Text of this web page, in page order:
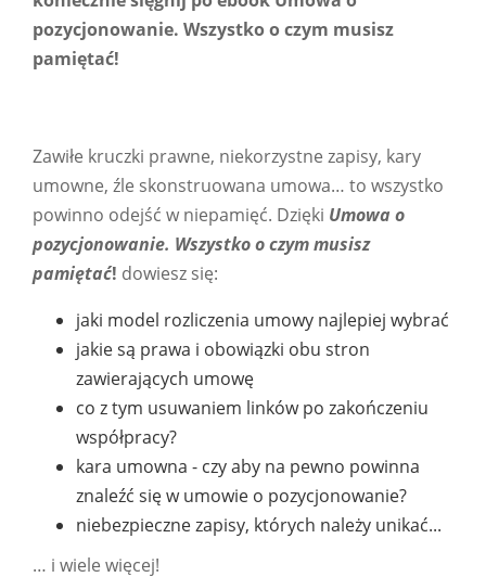
pozycjonowanie. Wszystko o czym musisz
pamiętać!
Zawiłe kruczki prawne, niekorzystne zapisy, kary
umowne, źle skonstruowana umowa… to wszystko
powinno odejść w niepamięć. Dzięki Umowa o
pozycjonowanie. Wszystko o czym musisz
pamiętać! dowiesz się:
jaki model rozliczenia umowy najlepiej wybrać
jakie są prawa i obowiązki obu stron
zawierających umowę
co z tym usuwaniem linków po zakończeniu
współpracy?
kara umowna - czy aby na pewno powinna
znaleźć się w umowie o pozycjonowanie?
niebezpieczne zapisy, których należy unikać...
… i wiele więcej!